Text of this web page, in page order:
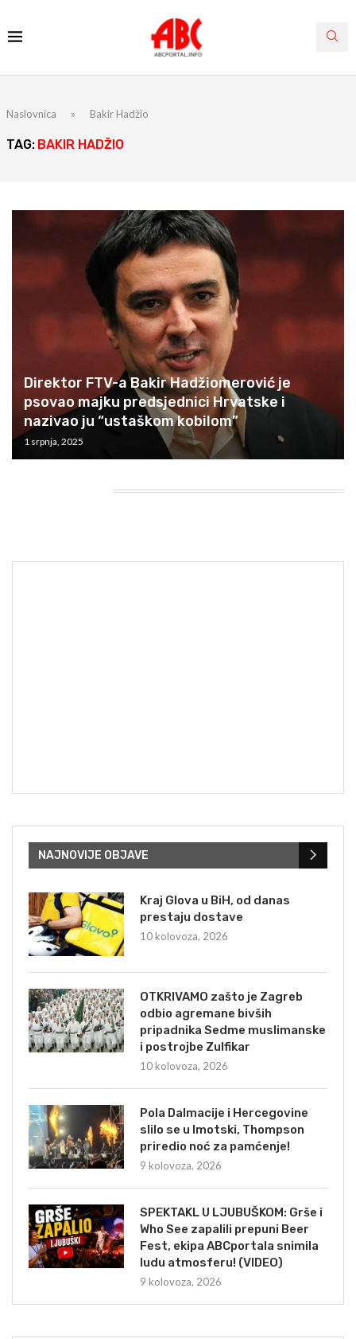
Naslovnica » Bakir Hadžio
TAG: BAKIR HADŽIO
Direktor FTV-a Bakir Hadžiomerović je
psovao majku predsjednici Hrvatske i
nazivao ju “ustaškom kobilom”
1 srpnja, 2025
NAJNOVIJE OBJAVE
Kraj Glova u BiH, od danas
prestaju dostave
10 kolovoza, 2026
OTKRIVAMO zašto je Zagreb
odbio agremane bivših
pripadnika Sedme muslimanske
i postrojbe Zulfikar
10 kolovoza, 2026
Pola Dalmacije i Hercegovine
slilo se u Imotski, Thompson
priredio noć za pamćenje!
9 kolovoza, 2026
SPEKTAKL U LJUBUŠKOM: Grše i
Who See zapalili prepuni Beer
Fest, ekipa ABCportala snimila
ludu atmosferu! (VIDEO)
9 kolovoza, 2026